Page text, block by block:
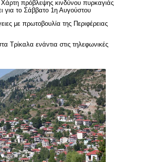
Χάρτη πρόβλεψης κινδύνου πυρκαγιάς
για το Σάββατο 1η Αυγούστου
με πρωτοβουλία της Περιφέρειας
Τρίκαλα ενάντια στις τηλεφωνικές